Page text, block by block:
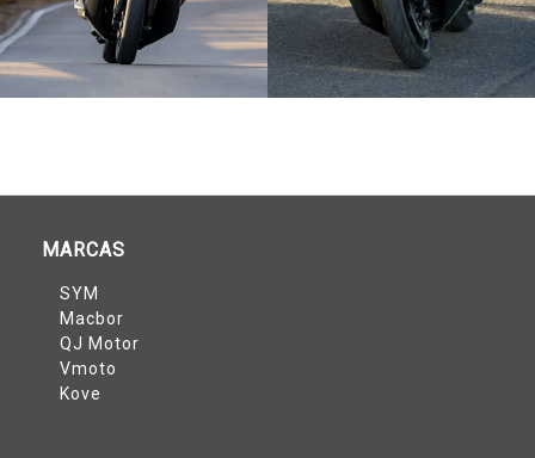
MARCAS
SYM
Macbor
QJ Motor
Vmoto
Kove